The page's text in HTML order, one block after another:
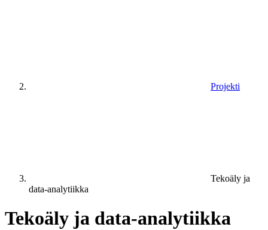
Projekti
Tekoäly ja
data-analytiikka
Tekoäly ja data-analytiikka